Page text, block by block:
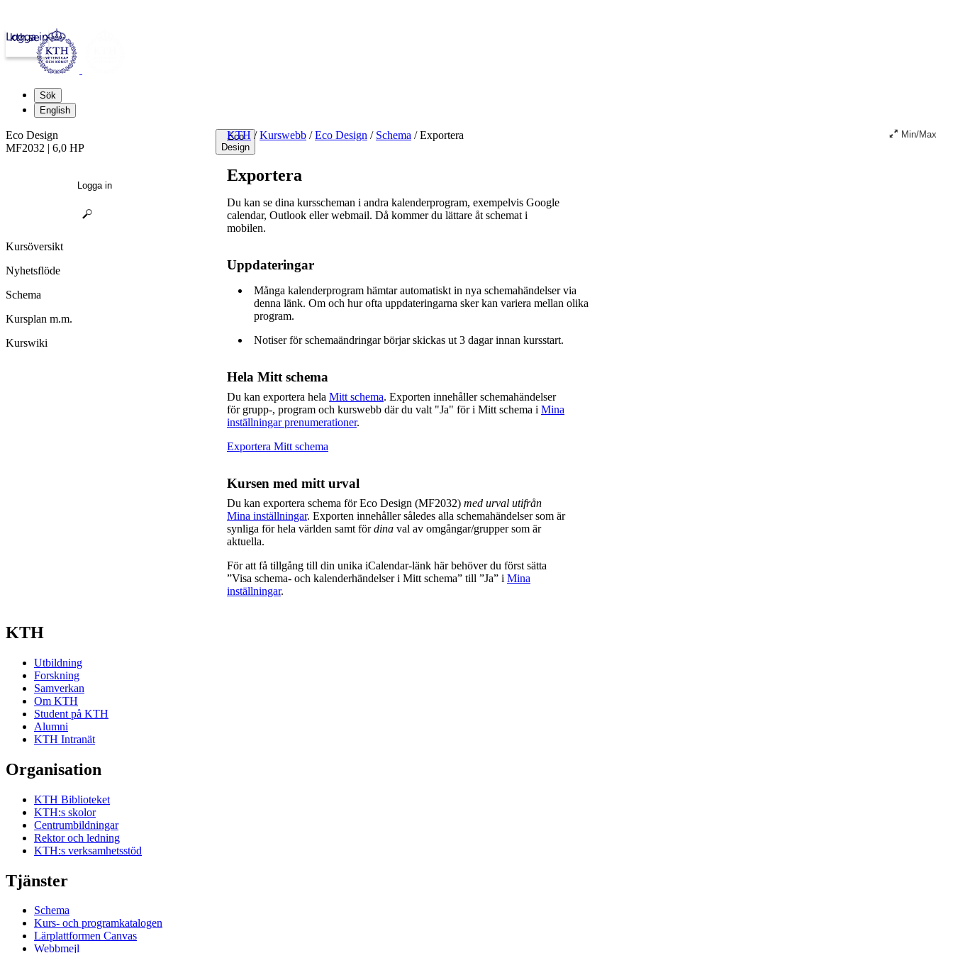
kth.se
Logga in
Sök
English
Eco
Design
KTH / Kurswebb / Eco Design / Schema /Exportera Min/Max
Exportera
Du kan se dina kursscheman i andra kalenderprogram, exempelvis Google
calendar, Outlook eller webmail. Då kommer du lättare åt schemat i
mobilen.
Uppdateringar
Många kalenderprogram hämtar automatiskt in nya schemahändelser via
denna länk. Om och hur ofta uppdateringarna sker kan variera mellan olika
program.
Notiser för schemaändringar börjar skickas ut 3 dagar innan kursstart.
Hela Mitt schema
Du kan exportera hela Mitt schema. Exporten innehåller schemahändelser
för grupp-, program och kurswebb där du valt "Ja" för i Mitt schema i Mina
inställningar prenumerationer.
Exportera Mitt schema
Kursen med mitt urval
Du kan exportera schema för Eco Design (MF2032) med urval utifrån
Mina inställningar. Exporten innehåller således alla schemahändelser som är
synliga för hela världen samt fördina val av omgångar/grupper som är
aktuella.
För att få tillgång till din unika iCalendar-länk här behöver du först sätta
”Visa schema- och kalenderhändelser i Mitt schema” till ”Ja” i Mina
inställningar.
Eco Design
MF2032 | 6,0 HP
Logga in
Kursöversikt
Nyhetsflöde
Schema
Kursplan m.m.
Kurswiki
KTH
Utbildning
Forskning
Samverkan
Om KTH
Student på KTH
Alumni
KTH Intranät
Organisation
KTH Biblioteket
KTH:s skolor
Centrumbildningar
Rektor och ledning
KTH:s verksamhetsstöd
Tjänster
Schema
Kurs- och programkatalogen
Lärplattformen Canvas
Webbmejl